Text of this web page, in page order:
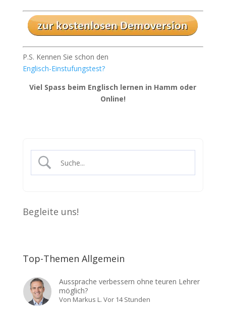
P.S. Kennen Sie schon den
Englisch-Einstufungstest?
Viel Spass beim Englisch lernen in Hamm oder
Online!
Begleite uns!
Top-Themen Allgemein
Aussprache verbessern ohne teuren Lehrer
möglich?
Von Markus L. Vor 14 Stunden